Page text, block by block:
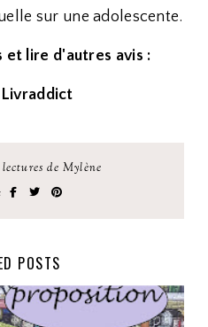
sur une adolescente.
et lire d'autres avis :
de Mylène
POSTS